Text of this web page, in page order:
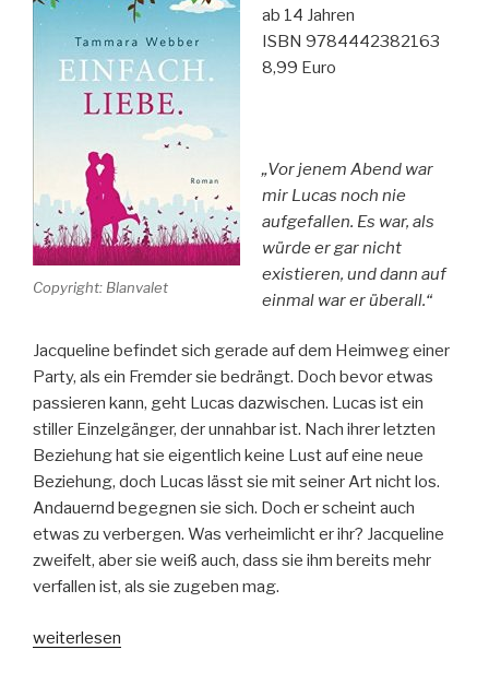
Copyright: Blanvalet
ab 14 Jahren
ISBN 9784442382163
8,99 Euro
„Vor jenem Abend war
mir Lucas noch nie
aufgefallen. Es war, als
würde er gar nicht
existieren, und dann auf
einmal war er überall.“
Jacqueline befindet sich gerade auf dem Heimweg einer
Party, als ein Fremder sie bedrängt. Doch bevor etwas
passieren kann, geht Lucas dazwischen. Lucas ist ein
stiller Einzelgänger, der unnahbar ist. Nach ihrer letzten
Beziehung hat sie eigentlich keine Lust auf eine neue
Beziehung, doch Lucas lässt sie mit seiner Art nicht los.
Andauernd begegnen sie sich. Doch er scheint auch
etwas zu verbergen. Was verheimlicht er ihr? Jacqueline
zweifelt, aber sie weiß auch, dass sie ihm bereits mehr
verfallen ist, als sie zugeben mag.
„Einfach
weiterlesen